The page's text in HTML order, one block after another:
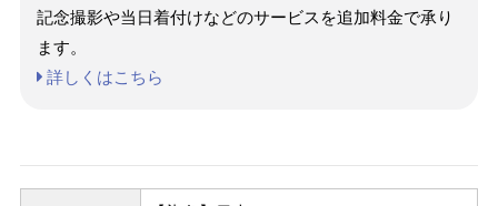
パターンオーダー（弊社規定のS～LLサイズより、身長・
ヒップを目安にサイズをお選びいただく）
記念撮影や当日着付けなどのサービスを追加料金で承り
ます。
詳しくはこちら